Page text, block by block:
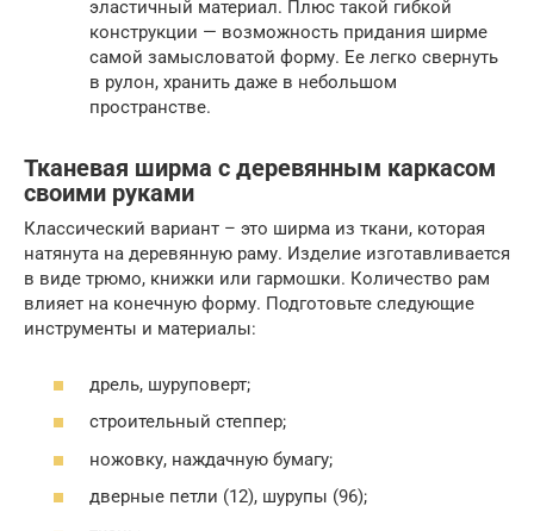
эластичный материал. Плюс такой гибкой
конструкции — возможность придания ширме
самой замысловатой форму. Ее легко свернуть
в рулон, хранить даже в небольшом
пространстве.
Тканевая ширма с деревянным каркасом
своими руками
Классический вариант – это ширма из ткани, которая
натянута на деревянную раму. Изделие изготавливается
в виде трюмо, книжки или гармошки. Количество рам
влияет на конечную форму. Подготовьте следующие
инструменты и материалы:
дрель, шуруповерт;
строительный степпер;
ножовку, наждачную бумагу;
дверные петли (12), шурупы (96);